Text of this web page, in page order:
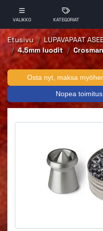
VALIKKO KATEGORIAT
Etusivu LUPAVAPAAT
4.5mm luodit
Crosman
Osta nyt, maksa
Nopea